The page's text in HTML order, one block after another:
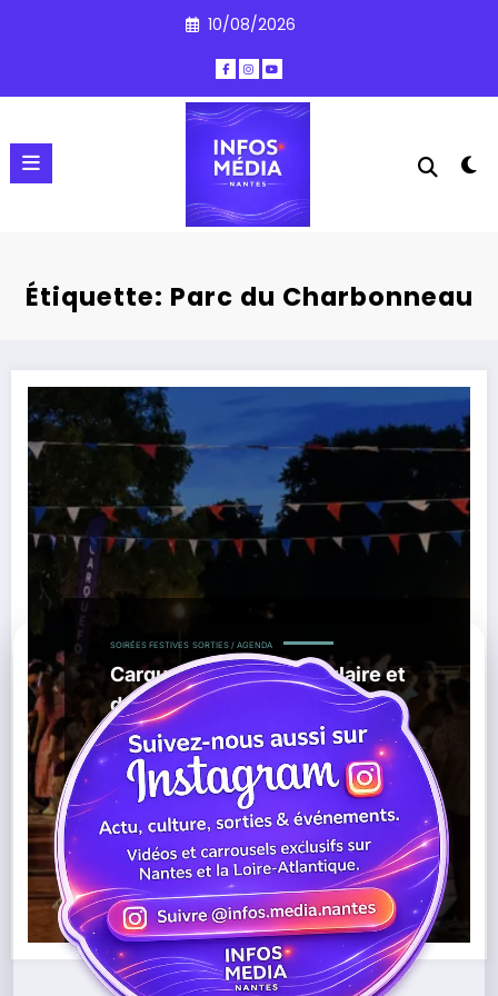
10/08/2026
Étiquette: Parc du Charbonneau
SOIRÉES FESTIVES SORTIES / AGENDA
Carquefou : un bal populaire et
des animations au parc du
Charbonneau le 13 juillet
06/07/2026 Animations Famille , Bal Populaire
Carquefou,Fête Nationale , Loire-Atlantique,Parc Du
Charbonneau
Sortir À Nantes
Lire la suite